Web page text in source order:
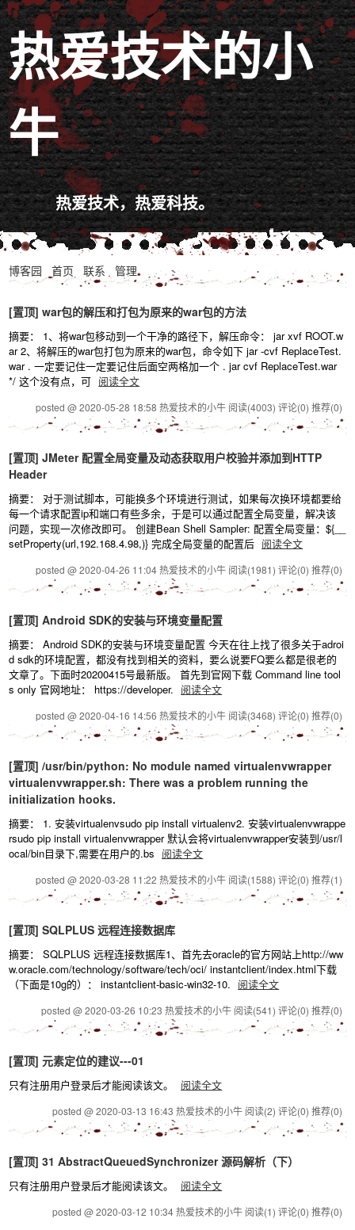
热爱技术的小
牛
热爱技术，热爱科技。
博客园 首页 联系 管理
[置顶] war包的解压和打包为原来的war包的方法
摘要： 1、将war包移动到一个干净的路径下，解压命令： jar xvf ROOT.w
ar 2、将解压的war包打包为原来的war包，命令如下 jar -cvf ReplaceTest.
war . 一定要记住一定要记住后面空两格加一个 . jar cvf ReplaceTest.war
*/ 这个没有点，可 阅读全文
posted @ 2020-05-28 18:58 热爱技术的小牛 阅读(4003) 评论(0) 推荐(0)
[置顶] JMeter 配置全局变量及动态获取用户校验并添加到HTTP
Header
摘要： 对于测试脚本，可能换多个环境进行测试，如果每次换环境都要给
每一个请求配置ip和端口有些多余，于是可以通过配置全局变量，解决该
问题，实现一次修改即可。 创建Bean Shell Sampler: 配置全局变量：${__
setProperty(url,192.168.4.98,)} 完成全局变量的配置后 阅读全文
posted @ 2020-04-26 11:04 热爱技术的小牛 阅读(1981) 评论(0) 推荐(0)
[置顶] Android SDK的安装与环境变量配置
摘要： Android SDK的安装与环境变量配置 今天在往上找了很多关于adroi
d sdk的环境配置，都没有找到相关的资料，要么说要FQ要么都是很老的
文章了。下面时20200415号最新版。 首先到官网下载 Command line tool
s only 官网地址： https://developer. 阅读全文
posted @ 2020-04-16 14:56 热爱技术的小牛 阅读(3468) 评论(0) 推荐(0)
[置顶] /usr/bin/python: No module named virtualenvwrapper
virtualenvwrapper.sh: There was a problem running the
initialization hooks.
摘要： 1. 安装virtualenvsudo pip install virtualenv2. 安装virtualenvwrappe
rsudo pip install virtualenvwrapper 默认会将virtualenvwrapper安装到/usr/l
ocal/bin目录下,需要在用户的.bs 阅读全文
posted @ 2020-03-28 11:22 热爱技术的小牛 阅读(1588) 评论(0) 推荐(1)
[置顶] SQLPLUS 远程连接数据库
摘要： SQLPLUS 远程连接数据库1、首先去oracle的官方网站上http://ww
w.oracle.com/technology/software/tech/oci/ instantclient/index.html下载
（下面是10g的）： instantclient-basic-win32-10. 阅读全文
posted @ 2020-03-26 10:23 热爱技术的小牛 阅读(541) 评论(0) 推荐(0)
[置顶] 元素定位的建议---01
只有注册用户登录后才能阅读该文。 阅读全文
posted @ 2020-03-13 16:43 热爱技术的小牛 阅读(2) 评论(0) 推荐(0)
[置顶] 31 AbstractQueuedSynchronizer 源码解析（下）
只有注册用户登录后才能阅读该文。 阅读全文
posted @ 2020-03-12 10:34 热爱技术的小牛 阅读(1) 评论(0) 推荐(0)